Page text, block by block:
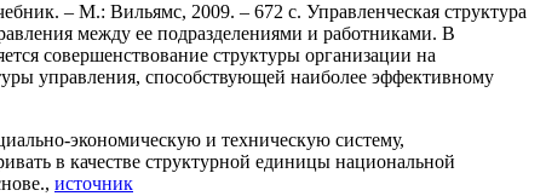
– М.: Вильямс, 2009. – 672 с. Управленческая структура
между ее подразделениями и работниками. В
совершенствование структуры организации на
управления, способствующей наиболее эффективному
экономическую и техническую систему,
в качестве структурной единицы национальной
источник